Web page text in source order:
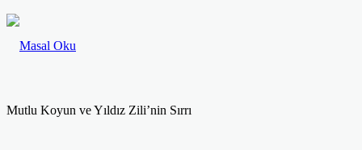
Mutlu Koyun ve Yıldız Zili’nin Sırrı